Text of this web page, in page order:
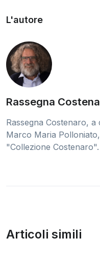
L'autore
Rassegna
Rassegna Costenaro,
Marco Maria
"Collezione Costenaro".
Articoli simili